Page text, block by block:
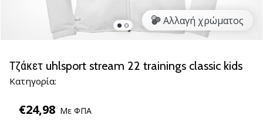
παπούτσια
handball
Accelerate
NITRO
SQD
Ανακάλυψε
Αλλαγή χρώματος
Τζάκετ uhlsport stream 22 trainings classic kids
Κατηγορία:
€24,98 Με ΦΠΑ